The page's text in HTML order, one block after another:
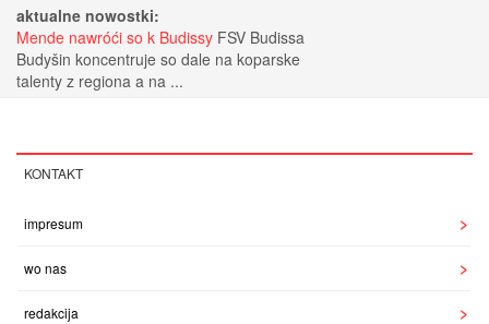
aktualne nowostki:
Mende nawróći so k Budissy FSV Budissa
Budyšin koncentruje so dale na koparske
talenty z regiona a na ...
KONTAKT
impresum
wo nas
redakcija